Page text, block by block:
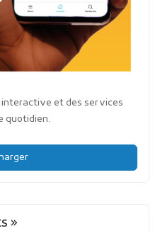
interactive et des services
quotidien.
»